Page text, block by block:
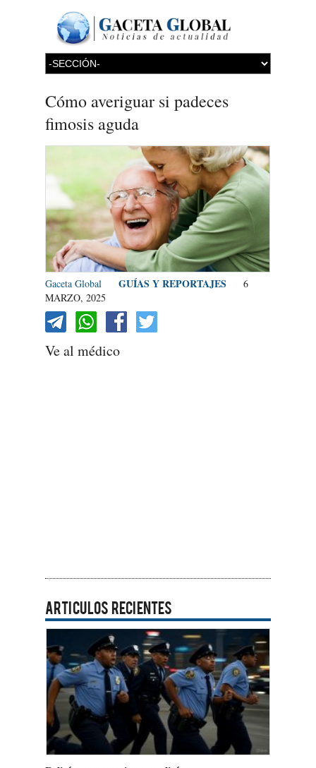
Cómo averiguar si padeces
fimosis aguda
Gaceta Global GUÍAS Y REPORTAJES
6
MARZO, 2025
Ve al médico
ARTICULOS RECIENTES